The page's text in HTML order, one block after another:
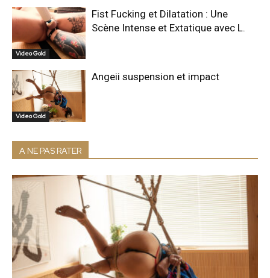
Video Gold
Fist Fucking et Dilatation : Une
Scène Intense et Extatique avec L.
Video Gold
Angeii suspension et impact
A NE PAS RATER